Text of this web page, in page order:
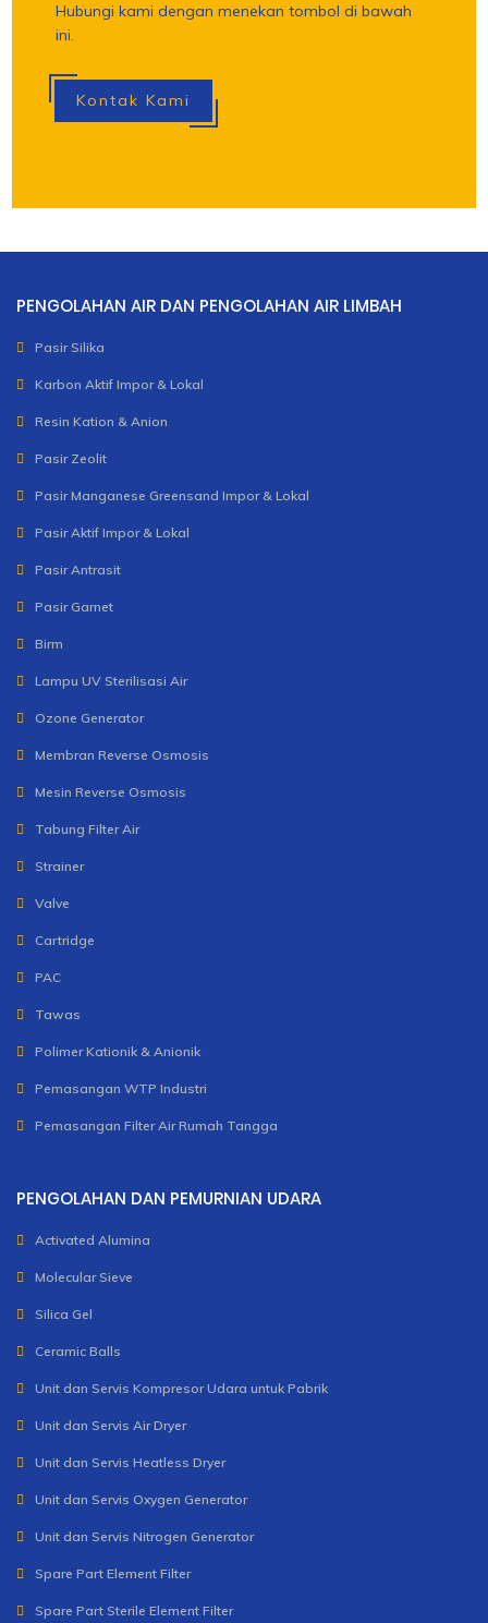
Hubungi kami dengan menekan tombol di bawah
ini.
Kontak Kami
PENGOLAHAN AIR DAN PENGOLAHAN AIR LIMBAH
Pasir Silika
Karbon Aktif Impor & Lokal
Resin Kation & Anion
Pasir Zeolit
Pasir Manganese Greensand Impor & Lokal
Pasir Aktif Impor & Lokal
Pasir Antrasit
Pasir Garnet
Birm
Lampu UV Sterilisasi Air
Ozone Generator
Membran Reverse Osmosis
Mesin Reverse Osmosis
Tabung Filter Air
Strainer
Valve
Cartridge
PAC
Tawas
Polimer Kationik & Anionik
Pemasangan WTP Industri
Pemasangan Filter Air Rumah Tangga
PENGOLAHAN DAN PEMURNIAN UDARA
Activated Alumina
Molecular Sieve
Silica Gel
Ceramic Balls
Unit dan Servis Kompresor Udara untuk Pabrik
Unit dan Servis Air Dryer
Unit dan Servis Heatless Dryer
Unit dan Servis Oxygen Generator
Unit dan Servis Nitrogen Generator
Spare Part Element Filter
Spare Part Sterile Element Filter